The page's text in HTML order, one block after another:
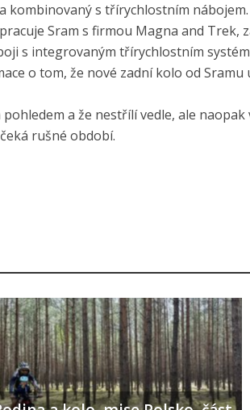
s třírychlostním nábojem.
Sram s firmou Magna and Trek,
s integrovaným třírychlostním
o tom, že nové zadní kolo od Sramu
a že nestřílí vedle, ale naopak
rušné období.